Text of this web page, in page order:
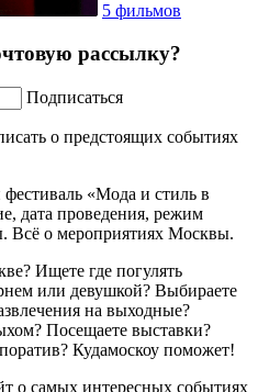
5 фильмов
рассылку?
Подписаться
о предстоящих событиях
«Мода и стиль в
дата проведения, режим
Всё о мероприятиях Москвы.
Ищете где погулять
или девушкой? Выбираете
на выходные?
Посещаете выставки?
Кудамоскоу поможет!
о самых интересных событиях